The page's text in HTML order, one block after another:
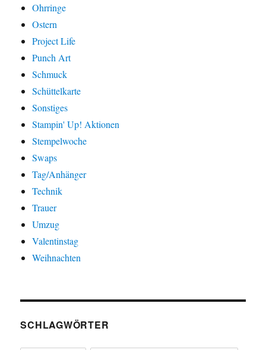
Ohrringe
Ostern
Project Life
Punch Art
Schmuck
Schüttelkarte
Sonstiges
Stampin' Up! Aktionen
Stempelwoche
Swaps
Tag/Anhänger
Technik
Trauer
Umzug
Valentinstag
Weihnachten
SCHLAGWÖRTER